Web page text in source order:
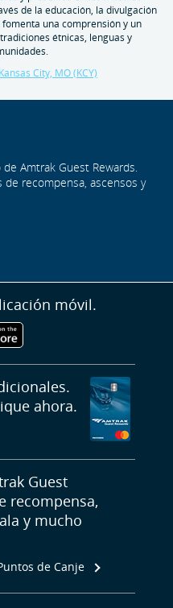
de la educación, la divulgación
una comprensión y un
étnicas, lenguas y
Kansas City, MO (KCY)
Amtrak Guest Rewards.
recompensa, ascensos y
móvil.
ahora.
Guest
recompensa,
y mucho
de Canje